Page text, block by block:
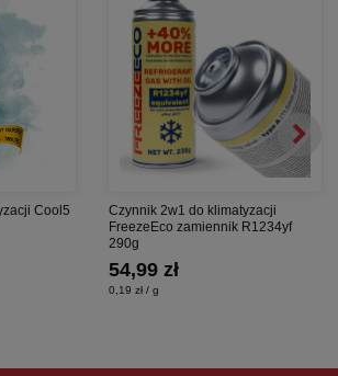
sieciowe230V / 230V
20
energetycznej - A
gł. 25 cm
Cool5
Czynnik 2w1 do klimatyzacji
FreezeEco zamiennik R1234yf
290g
54,99 zł
0,19 zł / g